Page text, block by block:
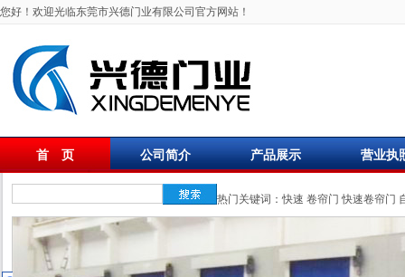
您好！欢迎光临东莞市兴德门业有限公司官方网站！
首 页 公司简介 产品展示 营业执
热门关键词：快速 卷帘门 快速卷帘门